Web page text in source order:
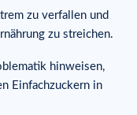
zu verfallen und
zu streichen.
hinweisen,
Einfachzuckern in